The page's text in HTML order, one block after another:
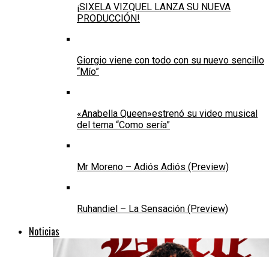
¡SIXELA VIZQUEL LANZA SU NUEVA
PRODUCCIÓN!
Giorgio viene con todo con su nuevo sencillo
“Mío”
«Anabella Queen»estrenó su video musical
del tema “Como sería”
Mr Moreno – Adiós Adiós (Preview)
Ruhandiel – La Sensación (Preview)
Noticias